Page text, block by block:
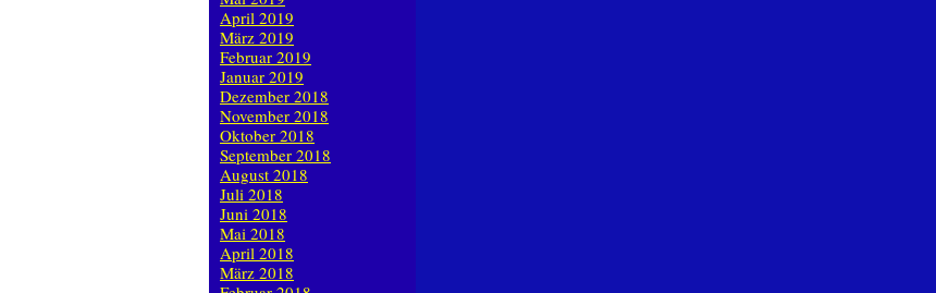
April 2019
März 2019
Februar 2019
Januar 2019
Dezember 2018
November 2018
Oktober 2018
September 2018
August 2018
Juli 2018
Juni 2018
Mai 2018
April 2018
März 2018